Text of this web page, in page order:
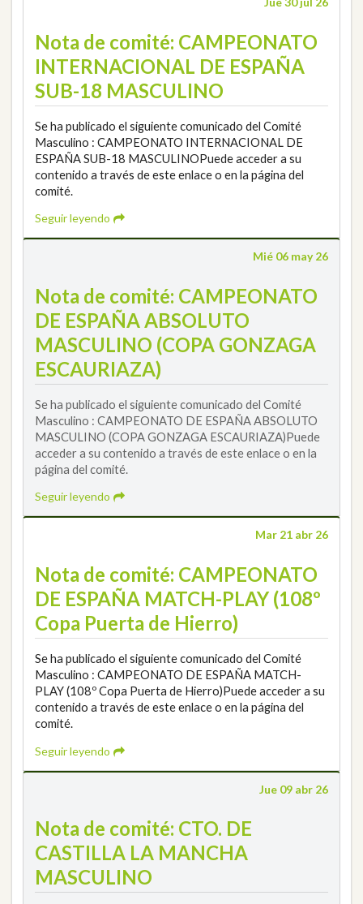
Nota de comité: CAMPEONATO
INTERNACIONAL DE ESPAÑA
SUB-18 MASCULINO
Se ha publicado el siguiente comunicado del Comité
Masculino : CAMPEONATO INTERNACIONAL DE
ESPAÑA SUB-18 MASCULINOPuede acceder a su
contenido a través de este enlace o en la página del
comité.
Seguir leyendo
Mié 06 may 26
Nota de comité: CAMPEONATO
DE ESPAÑA ABSOLUTO
MASCULINO (COPA GONZAGA
ESCAURIAZA)
Se ha publicado el siguiente comunicado del Comité
Masculino : CAMPEONATO DE ESPAÑA ABSOLUTO
MASCULINO (COPA GONZAGA ESCAURIAZA)Puede
acceder a su contenido a través de este enlace o en la
página del comité.
Seguir leyendo
Mar 21 abr 26
Nota de comité: CAMPEONATO
DE ESPAÑA MATCH-PLAY (108º
Copa Puerta de Hierro)
Se ha publicado el siguiente comunicado del Comité
Masculino : CAMPEONATO DE ESPAÑA MATCH-
PLAY (108º Copa Puerta de Hierro)Puede acceder a su
contenido a través de este enlace o en la página del
comité.
Seguir leyendo
Jue 09 abr 26
Nota de comité: CTO. DE
CASTILLA LA MANCHA
MASCULINO